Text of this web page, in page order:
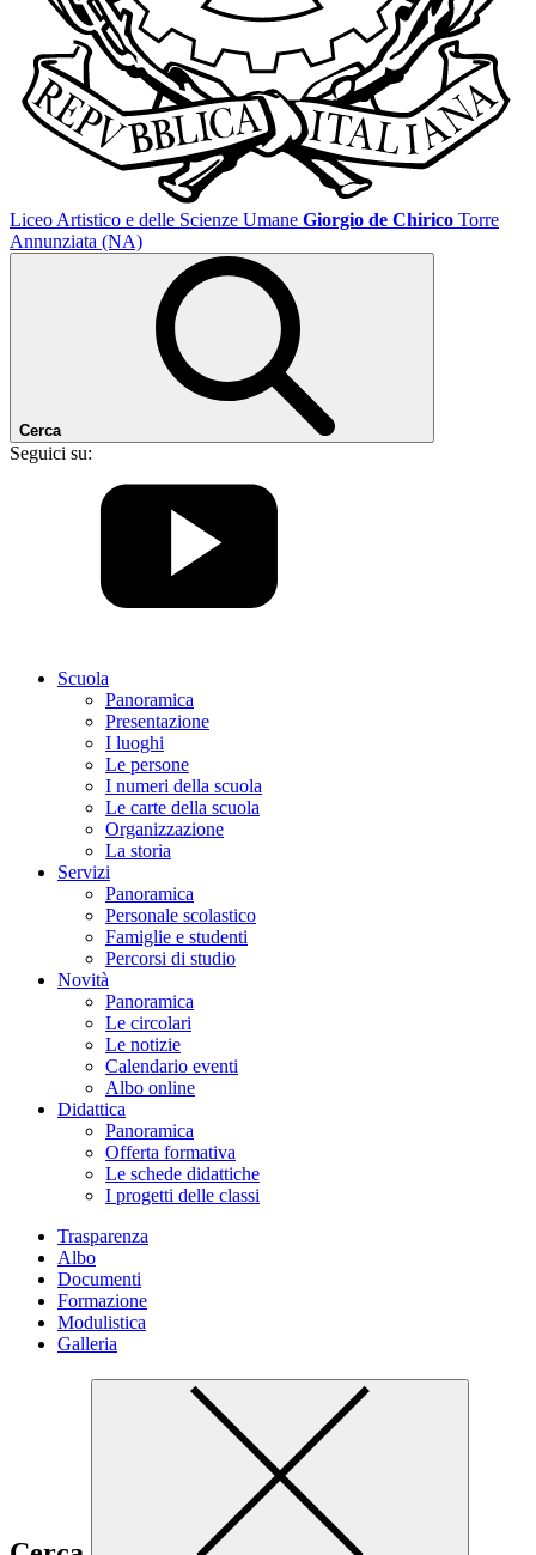
Liceo Artistico e delle Scienze Umane Giorgio de Chirico Torre
Annunziata (NA)
Cerca
Seguici su:
Scuola
Panoramica
Presentazione
I luoghi
Le persone
I numeri della scuola
Le carte della scuola
Organizzazione
La storia
Servizi
Panoramica
Personale scolastico
Famiglie e studenti
Percorsi di studio
Novità
Panoramica
Le circolari
Le notizie
Calendario eventi
Albo online
Didattica
Panoramica
Offerta formativa
Le schede didattiche
I progetti delle classi
Trasparenza
Albo
Documenti
Formazione
Modulistica
Galleria